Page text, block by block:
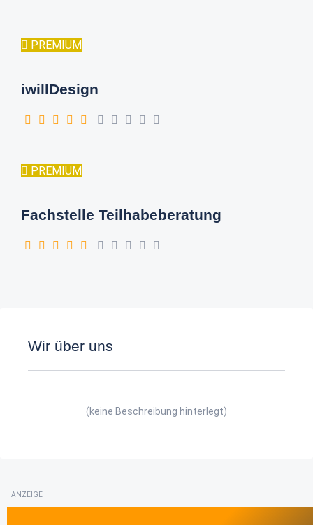
PREMIUM
iwillDesign
PREMIUM
Fachstelle Teilhabeberatung
Wir über uns
(keine Beschreibung hinterlegt)
ANZEIGE